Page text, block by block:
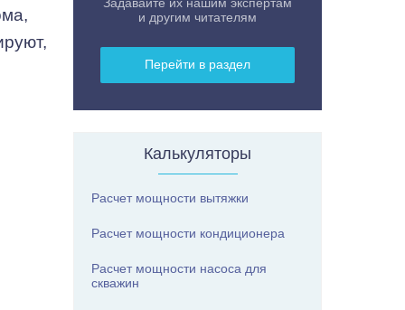
и другим читателям
Перейти в раздел
Калькуляторы
Расчет мощности вытяжки
Расчет мощности кондиционера
Расчет мощности насоса для
скважин